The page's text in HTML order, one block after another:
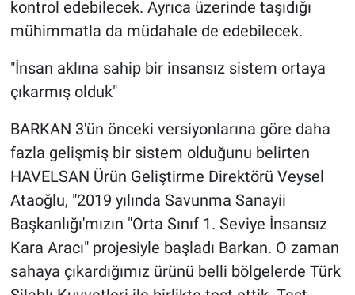
kontrol edebilecek. Ayrıca üzerinde taşıdığı
mühimmatla da müdahale de edebilecek.
"İnsan aklına sahip bir insansız sistem ortaya
çıkarmış olduk"
BARKAN 3'ün önceki versiyonlarına göre daha
fazla gelişmiş bir sistem olduğunu belirten
HAVELSAN Ürün Geliştirme Direktörü Veysel
Ataoğlu, "2019 yılında Savunma Sanayii
Başkanlığı'mızın "Orta Sınıf 1. Seviye İnsansız
Kara Aracı" projesiyle başladı Barkan. O zaman
sahaya çıkardığımız ürünü belli bölgelerde Türk